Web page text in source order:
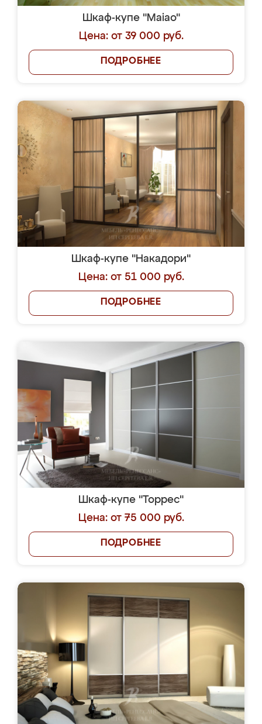
Шкаф-купе "Maiao"
Цена: от 39 000 руб.
ПОДРОБНЕЕ
Шкаф-купе "Накадори"
Цена: от 51 000 руб.
ПОДРОБНЕЕ
Шкаф-купе "Торрес"
Цена: от 75 000 руб.
ПОДРОБНЕЕ